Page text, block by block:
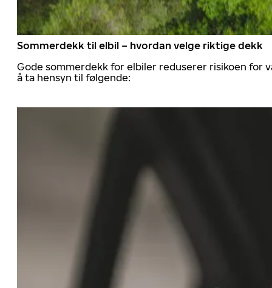
Sommerdekk til elbil – hvordan velge riktige dekk
Gode sommerdekk for elbiler reduserer risikoen for
å ta hensyn til følgende: